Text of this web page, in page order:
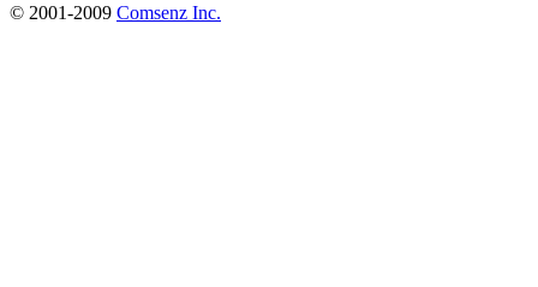
© 2001-2009 Comsenz Inc.